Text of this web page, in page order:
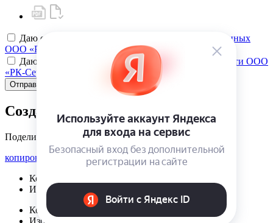
Даю своё
согласие на обработку персональных данных
ООО «РК-Сервис»
Даю своё
согласие на политику конфиденциальности ООО
«РК-Сервис»
Отправить
Создать карту клиента
Поделиться
копировать ссылку
Корзина | {{ cart.items.value.length }}
Избранное | {{ initData.favoriteProducts.length }}
Корзина | {{ cart.items.value.length }}
Избранное | {{ initData.favoriteProducts.length }}